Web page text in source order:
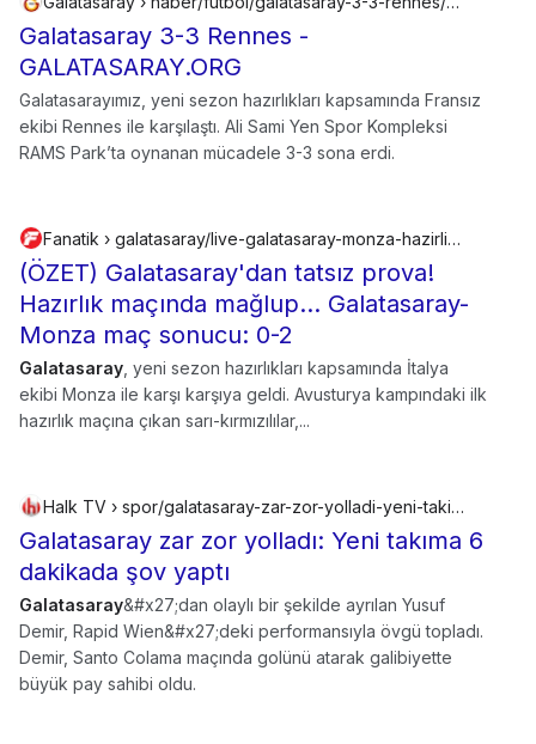
Galatasaray 3-3 Rennes -
GALATASARAY.ORG
Galatasarayımız, yeni sezon hazırlıkları kapsamında Fransız
ekibi Rennes ile karşılaştı. Ali Sami Yen Spor Kompleksi
RAMS Park’ta oynanan mücadele 3-3 sona erdi.
Fanatik › galatasaray/live-galatasaray-monza-hazirlik-maci-canli-anlatim-gs-mnz-maci-kadrolari-skoru-ve-istatistikleri-2631856
(ÖZET) Galatasaray'dan tatsız prova!
Hazırlık maçında mağlup... Galatasaray-
Monza maç sonucu: 0-2
Galatasaray , yeni sezon hazırlıkları kapsamında İtalya
ekibi Monza ile karşı karşıya geldi. Avusturya kampındaki ilk
hazırlık maçına çıkan sarı-kırmızılılar,...
Halk TV › spor/galatasaray-zar-zor-yolladi-yeni-takima-6-dakikada-sov-yapti-1044572h
Galatasaray zar zor yolladı: Yeni takıma 6
dakikada şov yaptı
Galatasaray&#x27;dan olaylı bir şekilde ayrılan Yusuf
Demir, Rapid Wien&#x27;deki performansıyla övgü topladı.
Demir, Santo Colama maçında golünü atarak galibiyette
büyük pay sahibi oldu.